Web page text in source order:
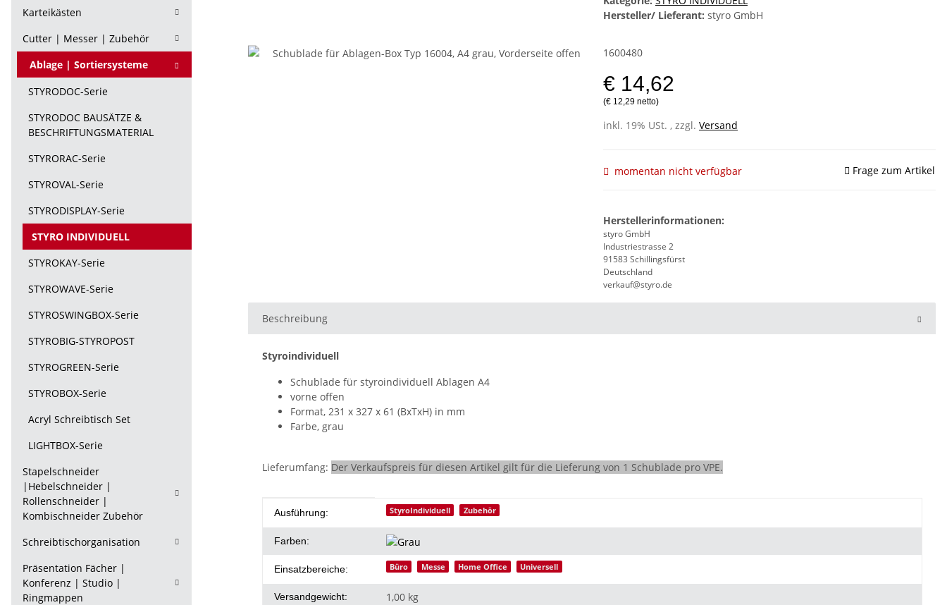
Hersteller/ Lieferant: styro GmbH
1600480
€ 14,62
(€ 12,29 netto)
inkl. 19% USt. , zzgl. Versand
momentan nicht verfügbar Frage zum Artikel
Herstellerinformationen:
styro GmbH
Industriestrasse 2
91583 Schillingsfürst
Deutschland
verkauf@styro.de
Beschreibung
Styroindividuell
Schublade für styroindividuell Ablagen A4
vorne offen
Format, 231 x 327 x 61 (BxTxH) in mm
Farbe, grau
Lieferumfang: Der Verkaufspreis für diesen Artikel gilt für die Lieferung von 1 Schublade pro VPE.
Produkteigenschaft
Wert
Ausführung: StyroIndividuell Zubehör
Farben:
Einsatzbereiche: Büro Messe Home Office Universell
Versandgewicht: 1,00 kg
Karteikästen
Cutter | Messer | Zubehör
Ablage | Sortiersysteme
STYRODOC-Serie
STYRODOC BAUSÄTZE &
BESCHRIFTUNGSMATERIAL
STYRORAC-Serie
STYROVAL-Serie
STYRODISPLAY-Serie
STYRO INDIVIDUELL
STYROKAY-Serie
STYROWAVE-Serie
STYROSWINGBOX-Serie
STYROBIG-STYROPOST
STYROGREEN-Serie
STYROBOX-Serie
Acryl Schreibtisch Set
LIGHTBOX-Serie
Stapelschneider
|Hebelschneider |
Rollenschneider |
Kombischneider Zubehör
Schreibtischorganisation
Präsentation Fächer |
Konferenz | Studio |
Ringmappen